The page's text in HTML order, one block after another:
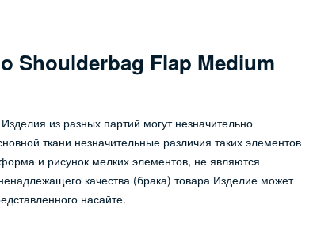
Shoulderbag Flap Medium
из разных партий могут незначительно
ткани незначительные различия таких элементов
и рисунок мелких элементов, не являются
качества (брака) товара Изделие может
насайте.